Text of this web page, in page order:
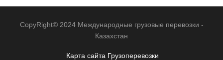
CopyRight© 2024 Международные грузовые перевозки -
Казахстан
Карта сайта Грузоперевозки